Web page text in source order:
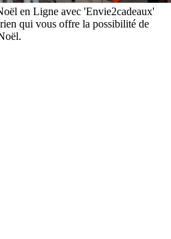
en Ligne avec 'Envie2cadeaux'
qui vous offre la possibilité de